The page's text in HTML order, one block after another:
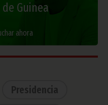
Guinea
ahora
Presidencia